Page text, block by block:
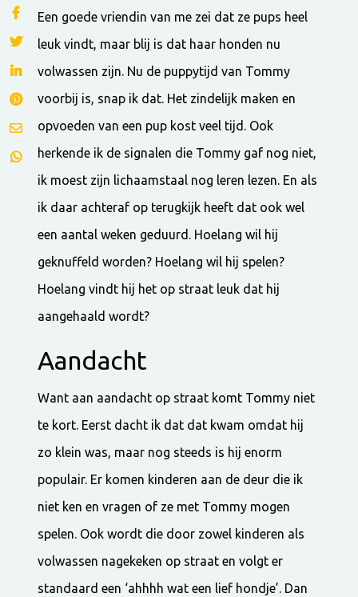
Een goede vriendin van me zei dat ze pups heel
leuk vindt, maar blij is dat haar honden nu
volwassen zijn. Nu de puppytijd van Tommy
voorbij is, snap ik dat. Het zindelijk maken en
opvoeden van een pup kost veel tijd. Ook
herkende ik de signalen die Tommy gaf nog niet,
ik moest zijn lichaamstaal nog leren lezen. En als
ik daar achteraf op terugkijk heeft dat ook wel
een aantal weken geduurd. Hoelang wil hij
geknuffeld worden? Hoelang wil hij spelen?
Hoelang vindt hij het op straat leuk dat hij
aangehaald wordt?
Aandacht
Want aan aandacht op straat komt Tommy niet
te kort. Eerst dacht ik dat dat kwam omdat hij
zo klein was, maar nog steeds is hij enorm
populair. Er komen kinderen aan de deur die ik
niet ken en vragen of ze met Tommy mogen
spelen. Ook wordt die door zowel kinderen als
volwassen nagekeken op straat en volgt er
standaard een ‘ahhhh wat een lief hondje’. Dan